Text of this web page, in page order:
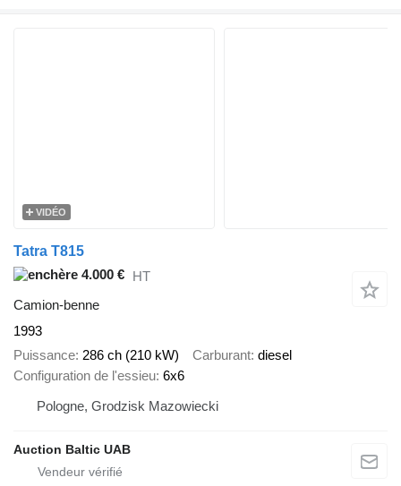
VIDÉO
Tatra T815
4.000 € HT
Camion-benne
1993
Puissance 286 ch (210 kW) Carburant diesel
Configuration de l'essieu 6x6
Pologne, Grodzisk Mazowiecki
Auction Baltic UAB